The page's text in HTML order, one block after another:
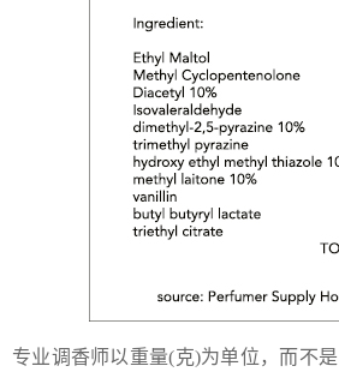
专业调香师以重量(克)为单位，而不